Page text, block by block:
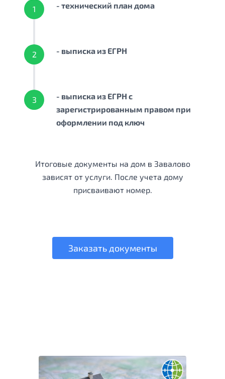
1 - технический план дома
2 - выписка из ЕГРН
3
- выписка из ЕГРН с
зарегистрированным правом при
оформлении под ключ
Итоговые документы на дом в Завалово
зависят от услуги. После учета дому
присваивают номер.
Заказать документы